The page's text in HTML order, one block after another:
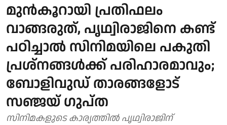
മുന്‍കൂറായി പ്രതിഫലം
വാങ്ങരുത്, പൃഥ്വിരാജിനെ കണ്ട്
പഠിച്ചാല്‍ സിനിമയിലെ പകുതി
പ്രശ്‌നങ്ങള്‍ക്ക് പരിഹാരമാവും;
ബോളിവുഡ് താരങ്ങളോട്
സഞ്ജയ് ഗുപ്ത
സിനിമകളുടെ കാര്യത്തില്‍ പൃഥ്വിരാജിന്